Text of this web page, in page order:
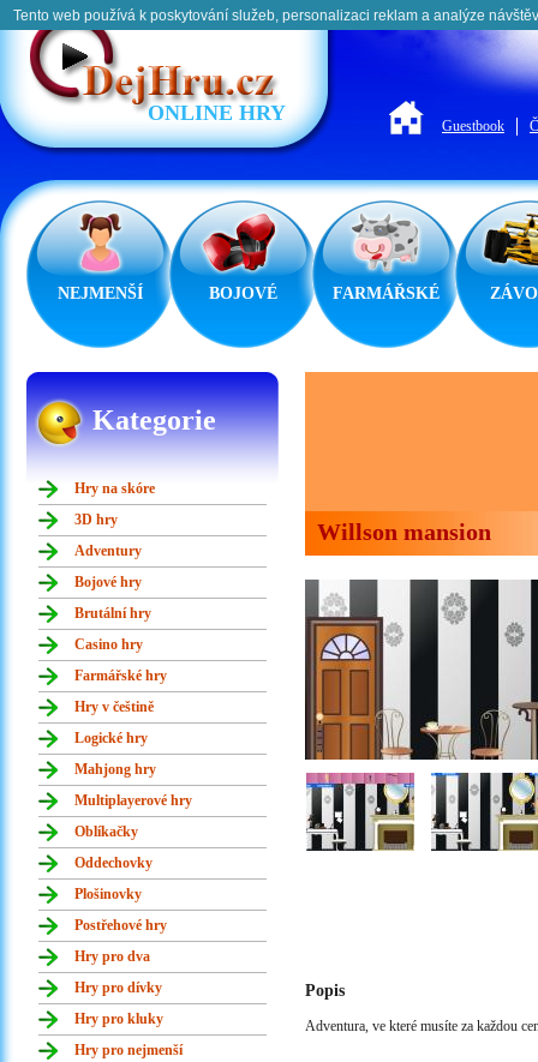
Tento web používá k poskytování služeb, personalizaci reklam a analýze
ONLINE HRY
Guestbook
NEJMENŠÍ BOJOVÉ FARMÁŘSKÉ
Kategorie
Hry na skóre
3D hry
Adventury
Bojové hry
Brutální hry
Casino hry
Farmářské hry
Hry v češtině
Logické hry
Mahjong hry
Multiplayerové hry
Oblíkačky
Oddechovky
Plošinovky
Postřehové hry
Hry pro dva
Hry pro dívky
Hry pro kluky
Hry pro nejmenší
Willson mansion
Popis
Adventura, ve které musíte za každou